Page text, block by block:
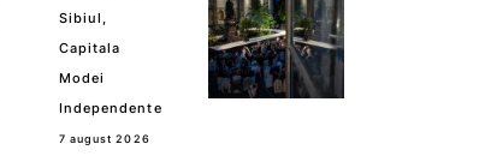
Sibiul,
Capitala
Modei
Independente
7 august 2026